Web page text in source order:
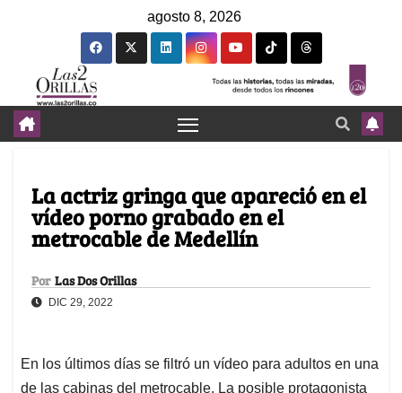
agosto 8, 2026
La actriz gringa que apareció en el
vídeo porno grabado en el
metrocable de Medellín
Por Las Dos Orillas
DIC 29, 2022
En los últimos días se filtró un vídeo para adultos en una
de las cabinas del metrocable. La posible protagonista